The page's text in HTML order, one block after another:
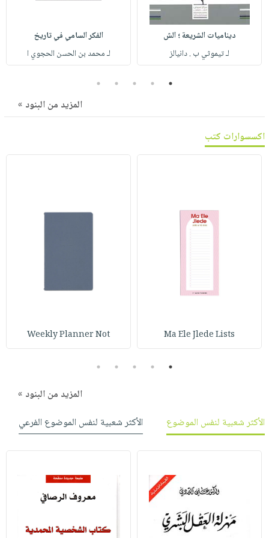
صابون
أطفال
مناسبات
فيديوهات
أسئلة
طرحها
وفرات
انشر
كتابك
عربة
التسوق
نشرة
ديناميات الشريعة ؛ الش
لـ تيموثي ب . دانيالز
الفكر السامي في تاريخ
لـ محمد بن الحسن الحجوي ا
1
2
3
4
5
المزيد من البنود »
اكسسوارات كتب
Ma Ele Jlede Lists
Weekly Planner Not
1
2
3
4
5
المزيد من البنود »
الأكثر شعبية لنفس الموضوع
الأكثر شعبية لنفس الموضوع الفرعي